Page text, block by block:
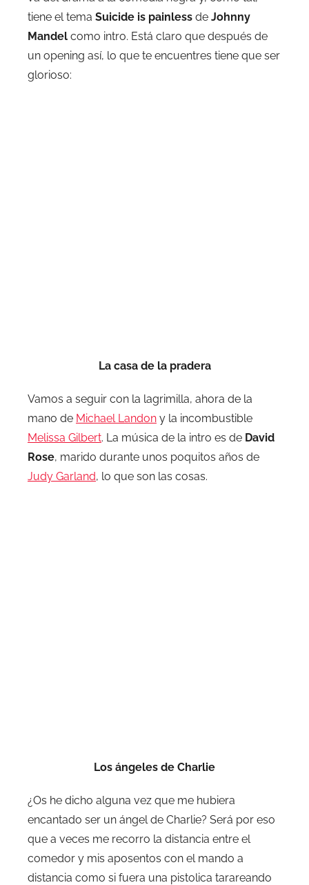
tiene el tema Suicide is painless de Johnny
Mandel como intro. Está claro que después de
un opening así, lo que te encuentres tiene que ser
glorioso:
La casa de la pradera
Vamos a seguir con la lagrimilla, ahora de la
mano de Michael Landon y la incombustible
Melissa Gilbert. La música de la intro es de David
Rose, marido durante unos poquitos años de
Judy Garland, lo que son las cosas.
Los ángeles de Charlie
¿Os he dicho alguna vez que me hubiera
encantado ser un ángel de Charlie? Será por eso
que a veces me recorro la distancia entre el
comedor y mis aposentos con el mando a
distancia como si fuera una pistolica tarareando